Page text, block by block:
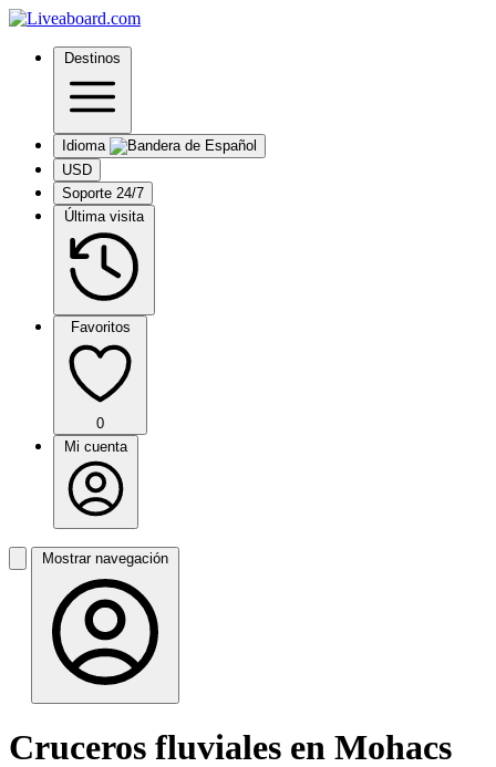
Destinos
Idioma
USD
Soporte 24/7
Última visita
Favoritos
0
Mi cuenta
Mostrar navegación
Cruceros fluviales en Mohacs